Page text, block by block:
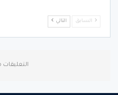
السابق التالي